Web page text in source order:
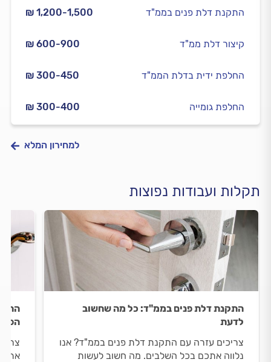
₪ 1,200-1,500 התקנת דלת פנים בממ"ד
₪ 600-900 קיצור דלת ממ"ד
₪ 300-450 החלפת ידית בדלת הממ"ד
₪ 300-400 החלפת גומייה
למחירון המלא
תקלות ועבודות נפוצות
התקנת דלת פנים בממ"ד: כל מה שחשוב
לדעת
צריכים עזרה עם התקנת דלת פנים בממ"ד? אנו
נלווה אתכם בכל השלבים. מה חשוב לעשות